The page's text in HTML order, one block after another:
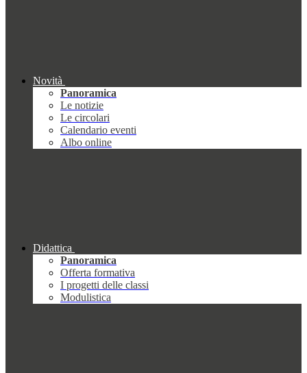
Novità
Panoramica
Le notizie
Le circolari
Calendario eventi
Albo online
Didattica
Panoramica
Offerta formativa
I progetti delle classi
Modulistica